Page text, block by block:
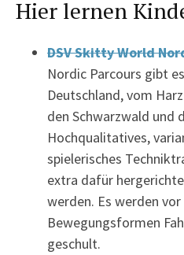
Hier lernen
DSV Skitty World
Nordic Parcours gibt
Deutschland, vom
den Schwarzwald und
Hochqualitatives,
spielerisches
extra dafür
werden. Es werden
Bewegungsformen
geschult.